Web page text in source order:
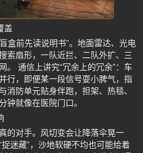
盖
盒前先读说明书”。地面雷达、光电
索扇形，一队近拦、二队外扩、三
。 通信上讲究“冗余上的冗余”：车
行，即便某一段信号耍小脾气，指
消防单元贴身伴跑，担架、热毯、
钟就像在医院门口。
的对手。风切变会让降落伞晃一
迷藏”，沙地软硬不均也可能给着